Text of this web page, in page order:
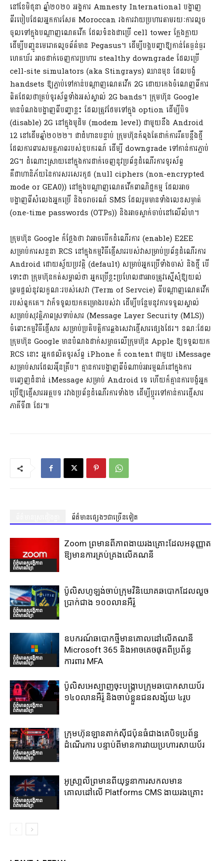
នៅខែមិថុនា ឆ្នាំ២០២០ អង្គការ Amnesty International បង្ហាញ
ពីរបៀបដែលអ្នកការសែត Moroccan រងការវាយប្រហារតាមរយៈការលួច
ចូលទៅក្នុងបណ្តាញណេតវើក ដែលទំនងជាប្រើ cell tower ក្លែងក្លាយ
ដើម្បីបញ្ជូនមេរោគលួចព័ត៌មាន Pegasus។ ដើម្បីបង្កបញ្ហាឱ្យកាន់តែធ្ងន់ធ្ងរ
ហេគឃ័រ អាចដាក់ចេញការប្រហារ stealthy downgrade ដែលប្រើ
cell-site simulators (aka Stingrays) ឈានមុខ ដែលបង្ខំ
handsets ឱ្យភ្ជាប់ទៅកាន់បណ្តាញណេតវើក 2G ដោយកេងចំណេញពីការ
ពិតដែលថាគ្រប់ទូរស័ព្ទទាំងអស់ស្គាល់ 2G bands។ ក្រុមហ៊ុន Google
មានបំណងបង្ហាញពីបញ្ហាខ្លះ ដែលត្រូវថែមទៅក្នុង option ដើម្បីបិទ
(disable) 2G នៅក្នុងមូដិម (modem level) ជាមួយនឹង Android
12 នៅដើមឆ្នាំ២០២២។ ជាជំហានបន្ទាប់ ក្រុមហ៊ុនកំពុងតែដាក់ការរឹតបន្តឹងថ្មី
ដែលការពារសមត្ថភាពរបស់ឧបករណ៍ ដើម្បី downgrade ទៅកាន់ការភ្ជាប់
2G។ ដំណោះស្រាយនៅក្នុងការដាក់ចេញនូវប្រព័ន្ធដំណើរការទូរស័ព្ទ
គឺជាហានិភ័យនៃការសរសេរកូដ (null ciphers (non-encrypted
mode or GEA0)) នៅក្នុងបណ្តាញណេតវើកពាណិជ្ជកម្ម ដែលអាច
បង្ហាញពីសំលេងអ្នកប្រើ និងចរាចរណ៍ SMS ដែលរួមមានទាំងលេខសម្ងាត់
(one-time passwords (OTPs)) និងអាចស្ទាក់ចាប់នៅលើលំហ។
ក្រុមហ៊ុន Google ក៏ថ្លែងថា វាអាចបើកដំណើរការ (enable) E2EE
សម្រាប់ការសន្ទនា RCS នៅក្នុងកម្មវិធីផ្ញើសាររបស់វាសម្រាប់ប្រព័ន្ធដំណើរការ
Android ដោយស្វ័យប្រវត្តិ (default) សម្រាប់អ្នកប្រើទាំងចាស់ និងថ្មី បើ
ទោះជា ក្រុមហ៊ុនកត់សម្គាល់ថា អ្នកប្រើខ្លះប្រហែលជាអាចត្រូវស្នើសុំឱ្យយល់
ព្រមផ្តល់នូវលក្ខណៈរបស់សេវា (Term of Servcie) ពីបណ្តាញណេតវើក
របស់ពួកគេ។ វាក៏ទទួលយកគម្រោងរបស់វា ដើម្បីបន្ថែមនូវការទទួលស្គាល់
សម្រាប់សុវត្ថិភាពស្រទាប់សារ (Message Layer Security (MLS))
ចំពោះកម្មវិធីផ្ញើសារ សម្រាប់ប្រតិបត្តិការឆ្លងសេវាផ្ញើសារផ្សេងដែរ។ ខណៈដែល
ក្រុមហ៊ុន Google មានបំណងដាក់សម្ពាធលើក្រុមហ៊ុន Apple ឱ្យទទួលយក
RCS នោះ អ្នកផលិតទូរស័ព្ទ iPhone ក៏ content ជាមួយ iMessage
សម្រាប់សារដែលអុីនគ្រីប។ គ្មានការបង្ហាញពីចំណាប់អារម្មណ៍នៅក្នុងការ
បញ្ចេញជំនាន់ iMessage សម្រាប់ Android ទេ ហើយក៏គ្មានការបង្ខំអ្នក
ប្រើឱ្យផ្ញើសារអត្ថបទ រវាងប្រព័ន្ធដំណើរការទាំង២ ដើម្បីប្តូរទៅកាន់ការផ្ញើសារ
ភាគីទី៣ ដែរ៕
ព័ត៌មានផ្សេងៗជាច្រើនទៀត
ព័ត៌មានសុវត្ថិភាព
ព័ត៌មានវិទ្យា
Zoom ព្រមានពីភាពងាយរងគ្រោះដែលអនុញ្ញាត
ឱ្យមានការគ្រប់គ្រងលើគណនី
ព័ត៌មានសុវត្ថិភាព
ព័ត៌មានវិទ្យា
ប៉ូលិសហូឡង់ចាប់ក្រុមវិនិយោគឆបោកដែលលួច
ប្រាក់ជាង ១០០លានអឺរ៉ូ
ព័ត៌មានសុវត្ថិភាព
ព័ត៌មានវិទ្យា
ឧបករណ៍ឆបោកថ្មីមានគោលដៅលើគណនី
Microsoft 365 និងអាចគេចផុតពីប្រព័ន្ធ
ការពារ MFA
ព័ត៌មានសុវត្ថិភាព
ព័ត៌មានវិទ្យា
ប៉ូលិសអេស្បាញចុះបង្រ្កាបក្រុមឆបោកសាយប័រ
១៤០លានអឺរ៉ូ និងចាប់ខ្លួនជនសង្ស័យ ៤រូប
ព័ត៌មានសុវត្ថិភាព
ព័ត៌មានវិទ្យា
ក្រុមហ៊ុនឡានតាក់ស៊ីជប៉ុនធំជាងគេបិទប្រព័ន្ធ
ដំណើរការ បន្ទាប់ពីមានការវាយប្រហារសាយប័រ
ព័ត៌មានសុវត្ថិភាព
ព័ត៌មានវិទ្យា
អូស្រា្តលីព្រមានពីយុទ្ធនាការសកលមាន
គោលដៅលើ Platforms CMS ងាយរងគ្រោះ